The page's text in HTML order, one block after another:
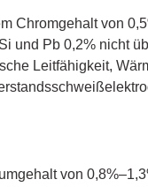
Chromgehalt von
und Pb 0,2% nicht
Leitfähigkeit,
von